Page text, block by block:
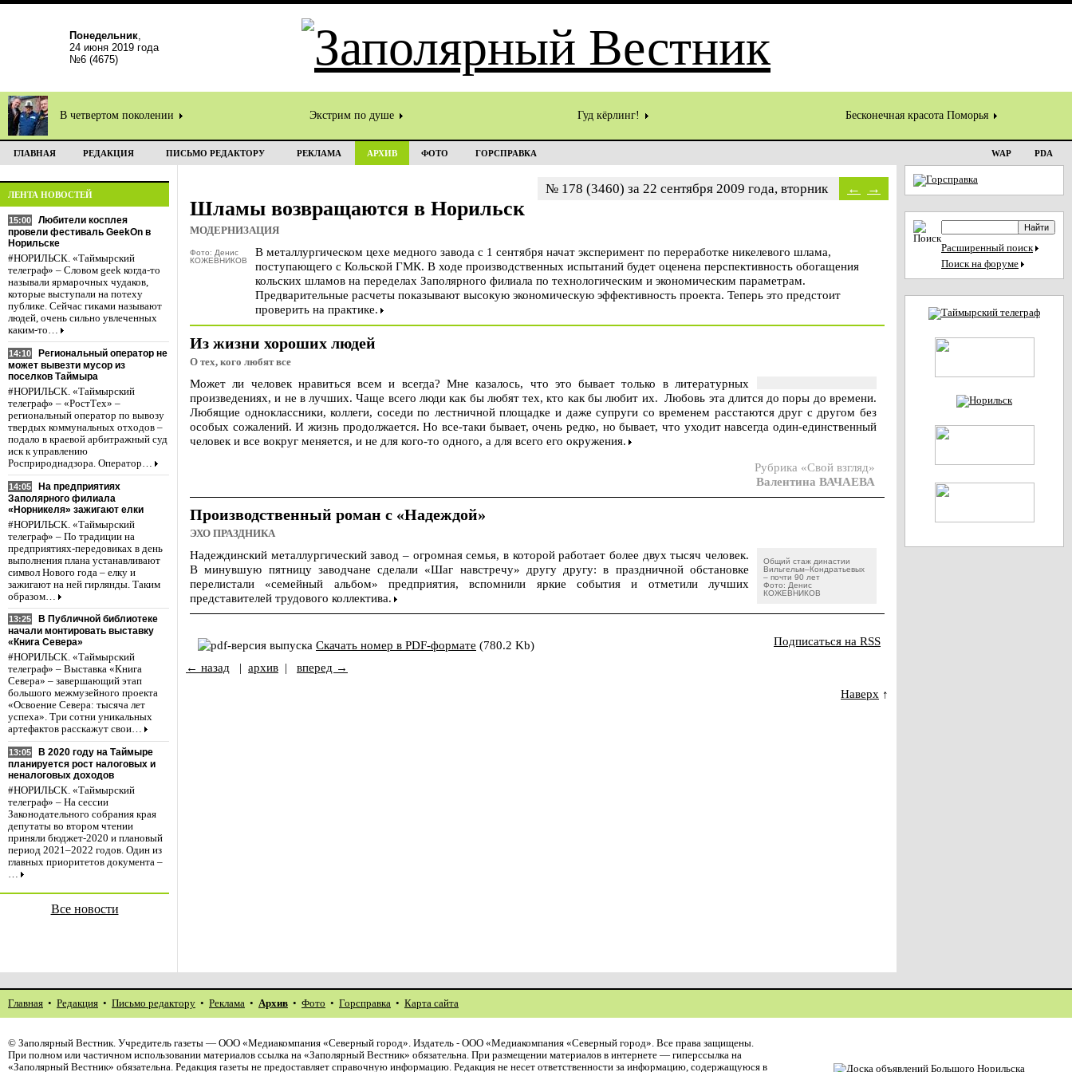
Понедельник,
24 июня 2019 года
№6 (4675)
В четвертом поколении Экстрим по душе Гуд кёрлинг! Бесконечная красота Поморья
ГЛАВНАЯ РЕДАКЦИЯ ПИСЬМО РЕДАКТОРУ РЕКЛАМА АРХИВ ФОТО ГОРСПРАВКА WAP PDA
ЛЕНТА НОВОСТЕЙ
15:00
Любители косплея
провели фестиваль GeekOn в
Норильске
#НОРИЛЬСК. «Таймырский
телеграф» – Словом geek когда-то
называли ярмарочных чудаков,
которые выступали на потеху
публике. Сейчас гиками называют
людей, очень сильно увлеченных
каким-то…
14:10
Региональный оператор не
может вывезти мусор из
поселков Таймыра
#НОРИЛЬСК. «Таймырский
телеграф» – «РостТех» –
региональный оператор по вывозу
твердых коммунальных отходов –
подало в краевой арбитражный суд
иск к управлению
Росприроднадзора. Оператор…
14:05
На предприятиях
Заполярного филиала
«Норникеля» зажигают елки
#НОРИЛЬСК. «Таймырский
телеграф» – По традиции на
предприятиях-передовиках в день
выполнения плана устанавливают
символ Нового года – елку и
зажигают на ней гирлянды. Таким
образом…
13:25
В Публичной библиотеке
начали монтировать выставку
«Книга Севера»
#НОРИЛЬСК. «Таймырский
телеграф» – Выставка «Книга
Севера» – завершающий этап
большого межмузейного проекта
«Освоение Севера: тысяча лет
успеха». Три сотни уникальных
артефактов расскажут свои…
13:05
В 2020 году на Таймыре
планируется рост налоговых и
неналоговых доходов
#НОРИЛЬСК. «Таймырский
телеграф» – На сессии
Законодательного собрания края
депутаты во втором чтении
приняли бюджет-2020 и плановый
период 2021–2022 годов. Один из
главных приоритетов документа –
…
Все новости
№ 178 (3460) за 22 сентября 2009 года, вторник ← →
Шламы возвращаются в Норильск
МОДЕРНИЗАЦИЯ
Фото: Денис
КОЖЕВНИКОВ
В металлургическом цехе медного завода с 1 сентября начат эксперимент по переработке никелевого шлама,
поступающего с Кольской ГМК. В ходе производственных испытаний будет оценена перспективность обогащения
кольских шламов на переделах Заполярного филиала по технологическим и экономическим параметрам.
Предварительные расчеты показывают высокую экономическую эффективность проекта. Теперь это предстоит
проверить на практике.
Из жизни хороших людей
О тех, кого любят все
Может ли человек нравиться всем и всегда? Мне казалось, что это бывает только в литературных
произведениях, и не в лучших. Чаще всего люди как бы любят тех, кто как бы любит их. Любовь эта длится до поры до времени.
Любящие одноклассники, коллеги, соседи по лестничной площадке и даже супруги со временем расстаются друг с другом без
особых сожалений. И жизнь продолжается. Но все-таки бывает, очень редко, но бывает, что уходит навсегда один-единственный
человек и все вокруг меняется, и не для кого-то одного, а для всего его окружения.
Рубрика «Свой взгляд»
Валентина ВАЧАЕВА
Производственный роман с «Надеждой»
ЭХО ПРАЗДНИКА
Общий стаж династии
Вильгельм–Кондратьевых
– почти 90 лет
Фото: Денис
КОЖЕВНИКОВ
Надеждинский металлургический завод – огромная семья, в которой работает более двух тысяч человек.
В минувшую пятницу заводчане сделали «Шаг навстречу» другу другу: в праздничной обстановке
перелистали «семейный альбом» предприятия, вспомнили яркие события и отметили лучших
представителей трудового коллектива.
Скачать номер в PDF-формате (780.2 Kb)
Подписаться на RSS
← назад | архив | вперед →
Наверх ↑
Расширенный поиск
Поиск на форуме
Главная • Редакция • Письмо редактору • Реклама • Архив • Фото • Горсправка • Карта сайта
© Заполярный Вестник. Учредитель газеты — ООО «Медиакомпания «Северный город». Издатель - ООО «Медиакомпания «Северный город». Все права защищены.
При полном или частичном использовании материалов ссылка на «Заполярный Вестник» обязательна. При размещении материалов в интернете — гиперссылка на
«Заполярный Вестник» обязательна. Редакция газеты не предоставляет справочную информацию. Редакция не несет ответственности за информацию, содержащуюся в